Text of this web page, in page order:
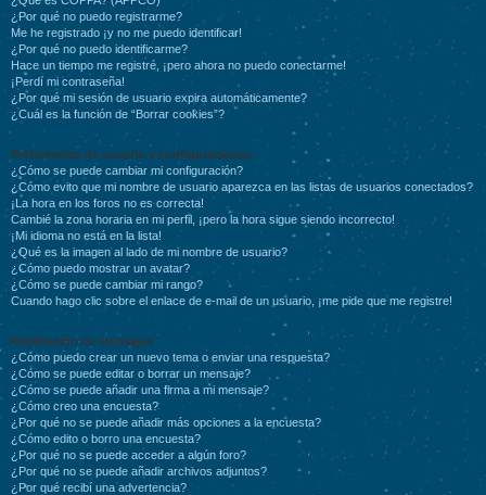
¿Por qué no puedo registrarme?
Me he registrado ¡y no me puedo identificar!
¿Por qué no puedo identificarme?
Hace un tiempo me registré, ¡pero ahora no puedo conectarme!
¡Perdí mi contraseña!
¿Por qué mi sesión de usuario expira automáticamente?
¿Cuál es la función de “Borrar cookies”?
Preferencias de usuario y configuraciones
¿Cómo se puede cambiar mi configuración?
¿Cómo evito que mi nombre de usuario aparezca en las listas de usuarios conectados?
¡La hora en los foros no es correcta!
Cambié la zona horaria en mi perfil, ¡pero la hora sigue siendo incorrecto!
¡Mi idioma no está en la lista!
¿Qué es la imagen al lado de mi nombre de usuario?
¿Cómo puedo mostrar un avatar?
¿Cómo se puede cambiar mi rango?
Cuando hago clic sobre el enlace de e-mail de un usuario, ¡me pide que me registre!
Publicación de mensajes
¿Cómo puedo crear un nuevo tema o enviar una respuesta?
¿Cómo se puede editar o borrar un mensaje?
¿Cómo se puede añadir una firma a mi mensaje?
¿Cómo creo una encuesta?
¿Por qué no se puede añadir más opciones a la encuesta?
¿Cómo edito o borro una encuesta?
¿Por qué no se puede acceder a algún foro?
¿Por qué no se puede añadir archivos adjuntos?
¿Por qué recibí una advertencia?